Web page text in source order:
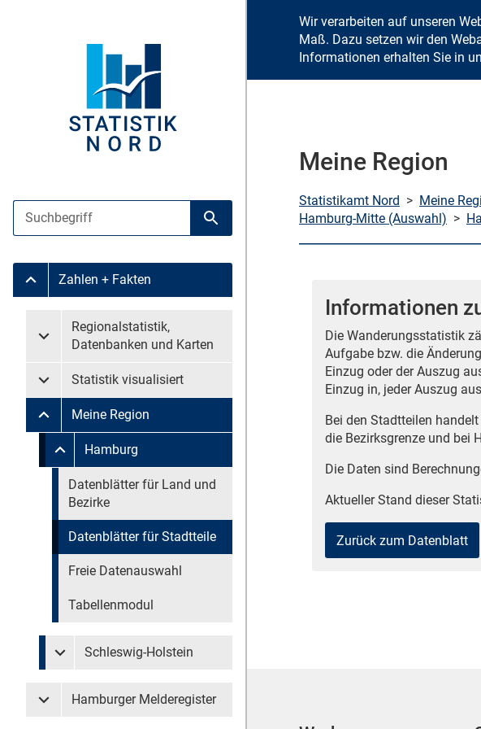
Suche
Suche starten
Untermenü Zahlen + Fakten
Zahlen + Fakten
Untermenü überspringen
Untermenü Regionalstatistik, Datenbanken und Karten
Regionalstatistik,
Datenbanken und Karten
Untermenü Statistik visualisiert
Statistik visualisiert
Untermenü Meine Region
Meine Region
Untermenü überspringen
Untermenü Meine Region Hamburg
Hamburg
Untermenü überspringen
Datenblätter für Land und
Bezirke
Datenblätter für Stadtteile
Freie Datenauswahl
Tabellenmodul
Untermenü Meine Region Schleswig-Holstein
Schleswig-Holstein
Untermenü Hamburger Melderegister
Hamburger Melderegister
Wir verarbeiten auf unseren
Maß. Dazu setzen wir den
Informationen erhalten Sie in
Meine Region
Statistikamt Nord > Meine
Hamburg-Mitte (Auswahl) >
Informationen
Die Wanderungsstatistik
Aufgabe bzw. die
Einzug oder der Auszug
Einzug in, jeder Auszug
Bei den Stadtteilen
die Bezirksgrenze und bei
Die Daten sind
Aktueller Stand dieser
Zurück zum Datenblatt